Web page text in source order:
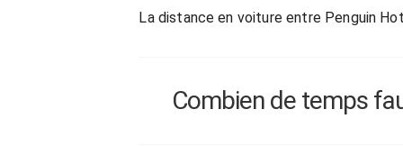
La distance en voiture entre Penguin
Combien de temps